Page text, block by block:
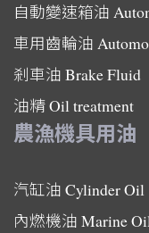
自動變速箱油
車用齒輪油
剎車油 Brake Fluid
油精Oil treatment
農漁機具用油
汽缸油 Cylinder Oil
內燃機油 Marine